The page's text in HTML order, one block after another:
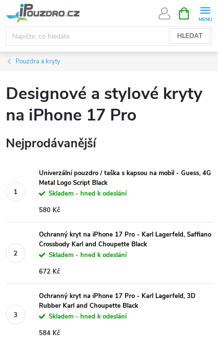
na
obsah
HLEDAT
NÁKUPNÍ
KOŠÍK
Pouzdra a kryty
Designové a stylové kryty
na iPhone 17 Pro
Nejprodávanější
Univerzální pouzdro / taška s kapsou na mobil - Guess, 4G
Metal Logo Script Black
Skladem - hned k odeslání
580 Kč
Ochranný kryt na iPhone 17 Pro - Karl Lagerfeld, Saffiano
Crossbody Karl and Choupette Black
Skladem - hned k odeslání
672 Kč
Ochranný kryt na iPhone 17 Pro - Karl Lagerfeld, 3D
Rubber Karl and Choupette Black
Skladem - hned k odeslání
584 Kč